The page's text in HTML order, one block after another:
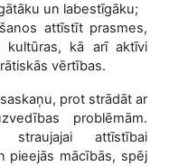
un labestīgāku;
attīstīt prasmes,
kultūras, kā arī aktīvi
vērtības.
prot strādāt ar
problēmām.
attīstībai
pieejās mācībās, spēj